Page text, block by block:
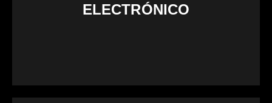
ELECTRÓNICO